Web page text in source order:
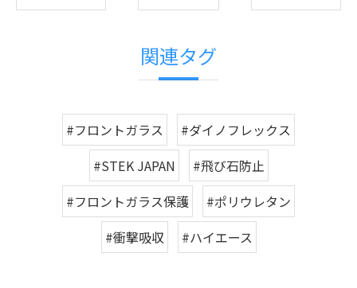
関連タグ
#フロントガラス
#ダイノフレックス
#STEK JAPAN
#飛び石防止
#フロントガラス保護
#ポリウレタン
#衝撃吸収
#ハイエース